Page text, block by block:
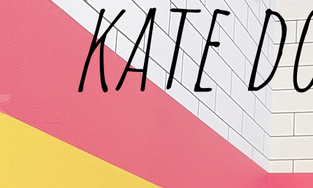
kate